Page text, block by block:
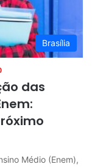
Brasília
das
Médio (Enem),